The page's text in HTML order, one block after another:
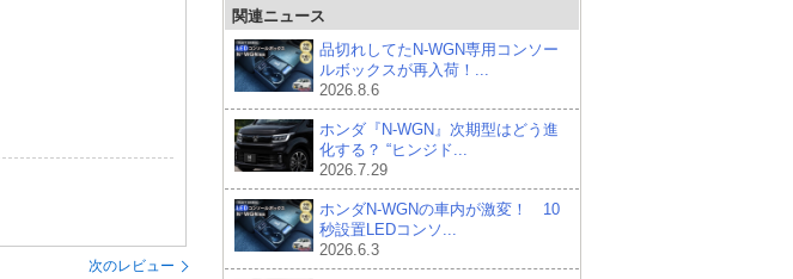
次のレビュー
関連ニュース
品切れしてたN-WGN専用コンソー
ルボックスが再入荷！...
2026.8.6
ホンダ『N-WGN』次期型はどう進
化する？ “ヒンジド...
2026.7.29
ホンダN-WGNの車内が激変！ 10
秒設置LEDコンソ...
2026.6.3